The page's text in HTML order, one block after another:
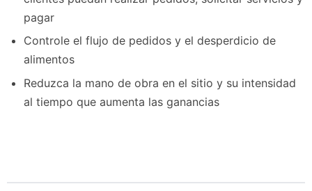
pagar
Controle el flujo de pedidos y el desperdicio de
alimentos
Reduzca la mano de obra en el sitio y su intensidad
al tiempo que aumenta las ganancias